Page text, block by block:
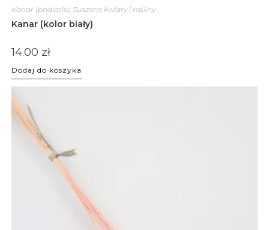
Kanar (phalaris), Suszone kwiaty i rośliny
Kanar (kolor biały)
14.00 zł
Dodaj do koszyka